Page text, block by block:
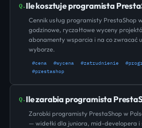
Q. Ile kosztuje programista
Cennik usług programisty PrestaShop
godzinowe, ryczałtowe wyceny
abonamenty wsparcia i na co zwracać
wyborze.
#cena #wycena #zatrudnienie
#prestashop
Q. Ile zarabia programista
Zarobki programisty PrestaShop w
— widełki dla juniora, mid-developera i